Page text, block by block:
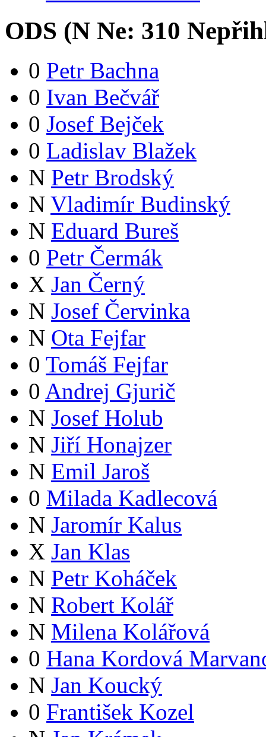
ODS (N Ne: 310
0 Petr Bachna
0 Ivan Bečvář
0 Josef Bejček
0 Ladislav Blažek
N Petr Brodský
N Vladimír Budinský
N Eduard Bureš
0 Petr Čermák
X Jan Černý
N Josef Červinka
N Ota Fejfar
0 Tomáš Fejfar
0 Andrej Gjurič
N Josef Holub
N Jiří Honajzer
N Emil Jaroš
0 Milada Kadlecová
N Jaromír Kalus
X Jan Klas
N Petr Koháček
N Robert Kolář
N Milena Kolářová
0 Hana Kordová
N Jan Koucký
0 František Kozel